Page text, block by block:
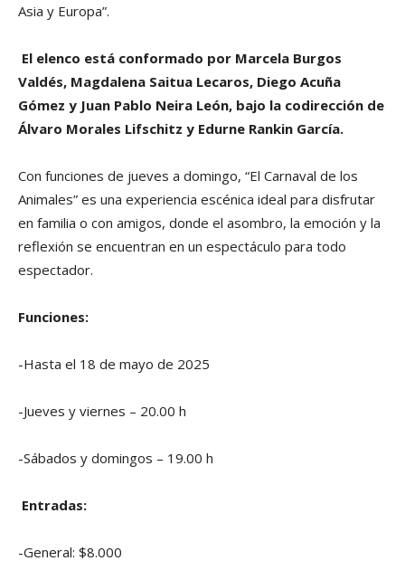
Asia y Europa”.
El elenco está conformado por Marcela Burgos
Valdés, Magdalena Saitua Lecaros, Diego Acuña
Gómez y Juan Pablo Neira León, bajo la codirección de
Álvaro Morales Lifschitz y Edurne Rankin García.
Con funciones de jueves a domingo, “El Carnaval de los
Animales” es una experiencia escénica ideal para disfrutar
en familia o con amigos, donde el asombro, la emoción y la
reflexión se encuentran en un espectáculo para todo
espectador.
Funciones:
-Hasta el 18 de mayo de 2025
-Jueves y viernes – 20.00 h
-Sábados y domingos – 19.00 h
Entradas:
-General: $8.000